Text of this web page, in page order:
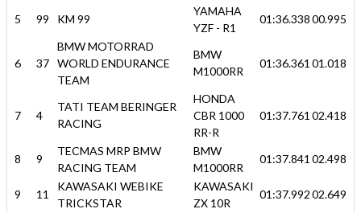
5 99 KM 99
YAMAHA
YZF - R1
01:36.33800.995
6 37
BMW MOTORRAD
WORLD ENDURANCE
TEAM
BMW
M1000RR
01:36.361 01.018
7 4
TATI TEAM BERINGER
RACING
HONDA
CBR 1000
RR-R
01:37.761 02.418
8 9
TECMAS MRP BMW
RACING TEAM
BMW
M1000RR
01:37.841 02.498
9 11
KAWASAKI WEBIKE
TRICKSTAR
KAWASAKI
ZX 10R
01:37.99202.649